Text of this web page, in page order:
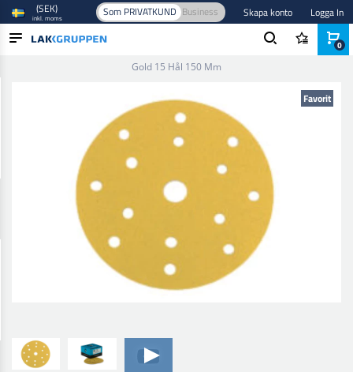
(SEK)
inkl. moms Som PRIVATKUND Business Skapa konto Logga In
Gold 15 Hål 150 Mm
Favorit
0